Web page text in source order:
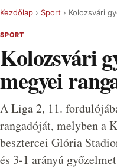
Kezdőlap › Sport › Kolozsvári
SPORT
Kolozsvári
megyei
A Liga 2, 11.
rangadóját, melyben a
besztercei Glória
és 3-1 arányú